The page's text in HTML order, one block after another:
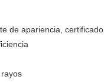
de apariencia,